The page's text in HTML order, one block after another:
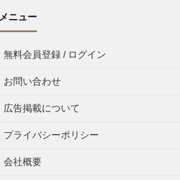
メニュー
無料会員登録 / ログイン
お問い合わせ
広告掲載について
プライバシーポリシー
会社概要